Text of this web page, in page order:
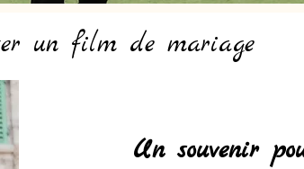
un film de mariage
Un souvenir